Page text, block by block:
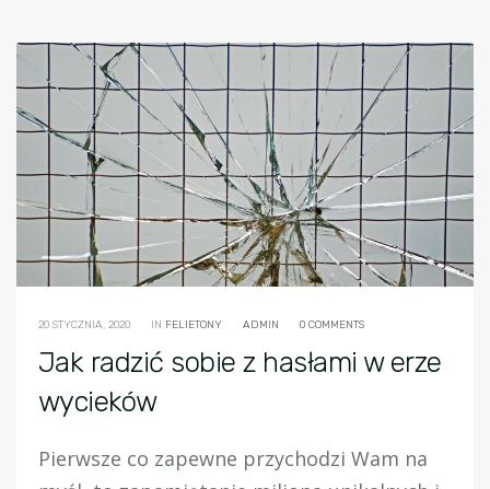
20 STYCZNIA, 2020 IN FELIETONY ADMIN 0 COMMENTS
Jak radzić sobie z hasłami w erze
wycieków
Pierwsze co zapewne przychodzi Wam na